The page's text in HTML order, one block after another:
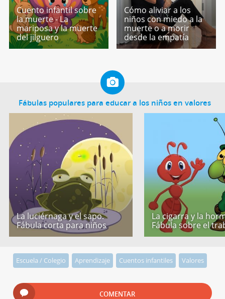
Cuento infantil sobre
la muerte - La
mariposa y la muerte
del jilguero
Cómo aliviar a los
niños con miedo a la
muerte o a morir
desde la empatía
Fábulas populares para educar a los niños en valores
La luciérnaga y el sapo.
Fábula corta para niños
La cigarra y la
Fábula sobre el
Escuela / Colegio Aprendizaje Cuentos infantiles Valores
COMENTAR